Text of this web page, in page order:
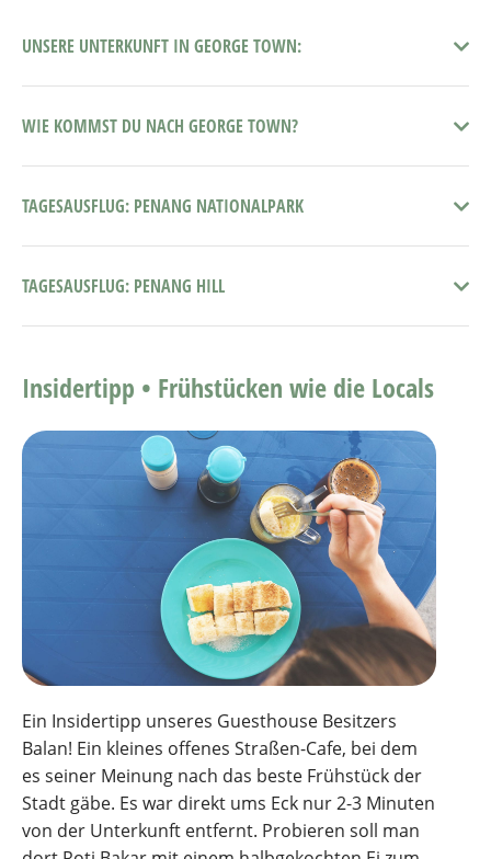
UNSERE UNTERKUNFT IN GEORGE TOWN:
WIE KOMMST DU NACH GEORGE TOWN?
TAGESAUSFLUG: PENANG NATIONALPARK
TAGESAUSFLUG: PENANG HILL
Insidertipp • Frühstücken wie die Locals
Ein Insidertipp unseres Guesthouse Besitzers
Balan! Ein kleines offenes Straßen-Cafe, bei dem
es seiner Meinung nach das beste Frühstück der
Stadt gäbe. Es war direkt ums Eck nur 2-3 Minuten
von der Unterkunft entfernt. Probieren soll man